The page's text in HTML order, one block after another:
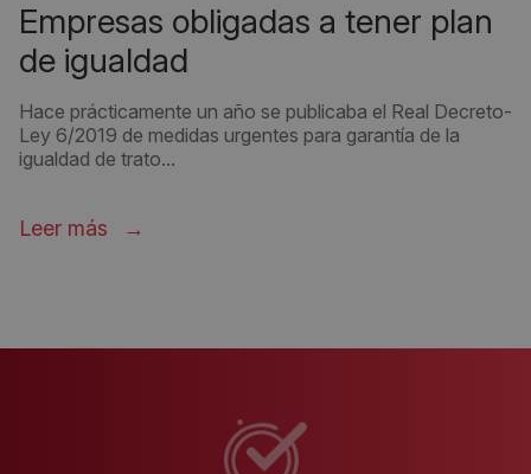
empresas obligadas a tener plan
de igualdad
Hace prácticamente un año se publicaba el Real Decreto-
Ley 6/2019 de medidas urgentes para garantía de la
igualdad de trato...
Leer más